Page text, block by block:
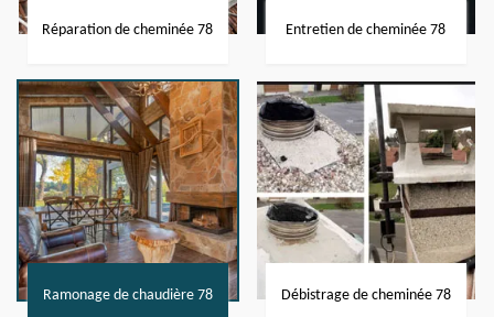
Réparation de cheminée 78 Entretien de cheminée 78
Ramonage de chaudière 78 Débistrage de cheminée 78